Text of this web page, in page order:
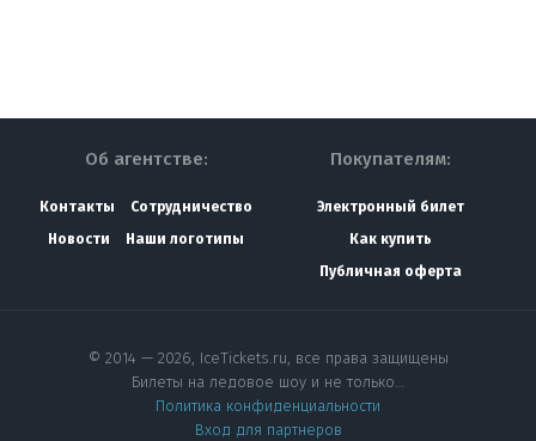
Об агентстве:
Контакты
Сотрудничество
Новости
Наши логотипы
Покупателям:
Электронный билет
Как купить
Публичная оферта
© 2014 — 2026, IceTickets.ru, все права защищены
Билеты на ледовое шоу и не только…
Политика конфиденциальности
Вход для партнеров